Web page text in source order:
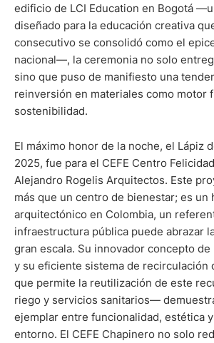
edificio de LCI Education en Bogotá
diseñado para la educación creativa
consecutivo se consolidó como el
nacional—, la ceremonia no solo
sino que puso de manifiesto una
reinversión en materiales como motor
sostenibilidad.
El máximo honor de la noche, el Lápiz
2025, fue para el CEFE Centro
Alejandro Rogelis Arquitectos. Este
más que un centro de bienestar; es un
arquitectónico en Colombia, un
infraestructura pública puede abrazar
gran escala. Su innovador concepto
y su eficiente sistema de recirculación
que permite la reutilización de este
riego y servicios sanitarios—
ejemplar entre funcionalidad, estética
entorno. El CEFE Chapinero no solo